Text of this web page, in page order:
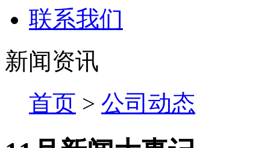
联系我们
新闻资讯
首页 > 公司动态